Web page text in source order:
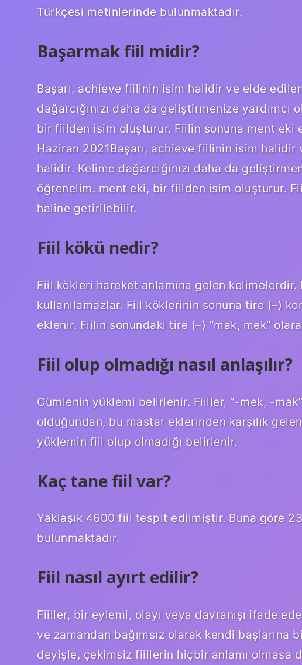
Türkçesi metinlerinde bulunmaktadır.
Başarmak fiil midir?
Başarı, achieve fiilinin isim halidir ve elde
dağarcığınızı daha da geliştirmenize
bir fiilden isim oluşturur. Fiilin sonuna ment eki
Haziran 2021Başarı, achieve fiilinin isim
halidir. Kelime dağarcığınızı daha da
öğrenelim. ment eki, bir fiilden isim oluşturur.
haline getirilebilir.
Fiil kökü nedir?
Fiil kökleri hareket anlamına gelen
kullanılamazlar. Fiil köklerinin sonuna tire (–)
eklenir. Fiilin sonundaki tire (–) “mak, mek”
Fiil olup olmadığı nasıl anlaşılır?
Cümlenin yüklemi belirlenir. Fiiller, “-mek, -
olduğundan, bu mastar eklerinden karşılık
yüklemin fiil olup olmadığı belirlenir.
Kaç tane fiil var?
Yaklaşık 4600 fiil tespit edilmiştir. Buna göre
bulunmaktadır.
Fiil nasıl ayırt edilir?
Fiiller, bir eylemi, olayı veya davranışı ifade
ve zamandan bağımsız olarak kendi
deyişle, çekimsiz fiillerin hiçbir anlamı olmasa